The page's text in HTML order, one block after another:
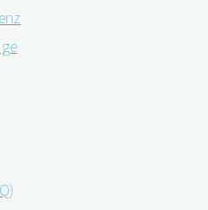
version please click here
in geräuschvoller
in einem voll besetzten
belebten Marktplatz, zu